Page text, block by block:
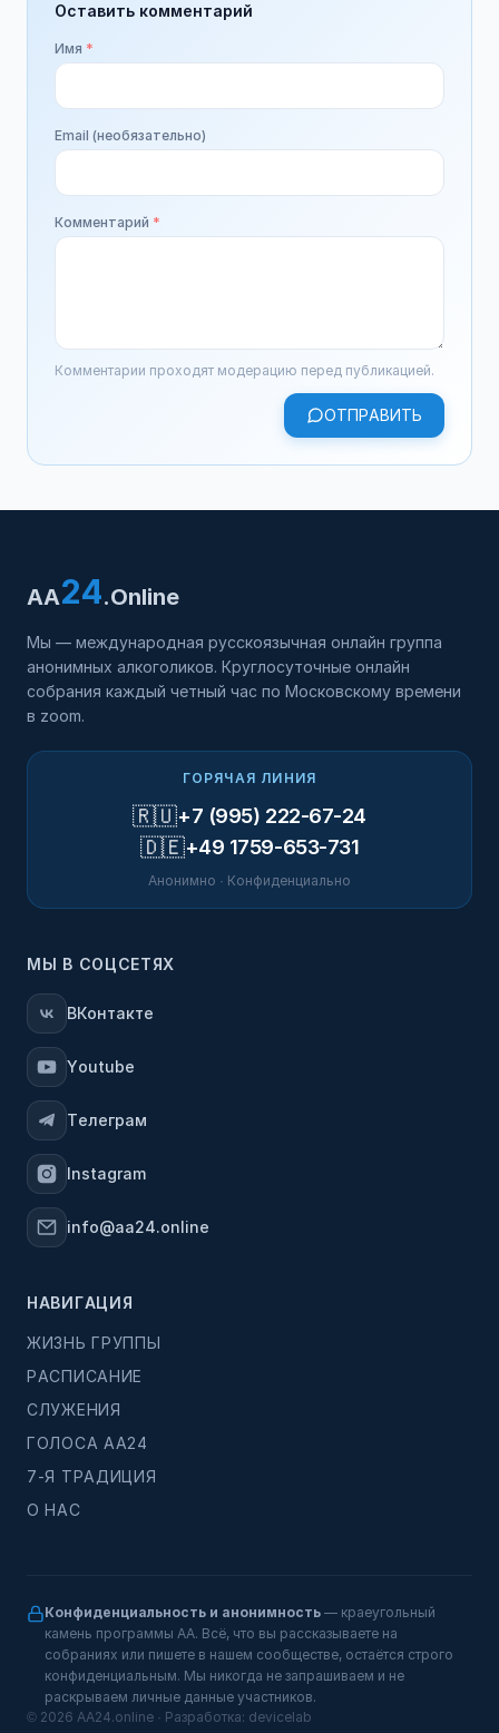
Оставить комментарий
Имя *
Email (необязательно)
Комментарий *
Комментарии проходят модерацию перед публикацией.
ОТПРАВИТЬ
AA24.Online
Мы — международная русскоязычная онлайн группа
анонимных алкоголиков. Круглосуточные онлайн
собрания каждый четный час по Московскому времени
в zoom.
ГОРЯЧАЯ ЛИНИЯ
🇷🇺+7 (995) 222-67-24
🇩🇪+49 1759-653-731
Анонимно · Конфиденциально
МЫ В СОЦСЕТЯХ
ВКонтакте
Youtube
Телеграм
Instagram
info@aa24.online
НАВИГАЦИЯ
ЖИЗНЬ ГРУППЫ
РАСПИСАНИЕ
СЛУЖЕНИЯ
ГОЛОСА АА24
7-Я ТРАДИЦИЯ
О НАС
Конфиденциальность и анонимность — краеугольный
камень программы АА. Всё, что вы рассказываете на
собраниях или пишете в нашем сообществе, остаётся строго
конфиденциальным. Мы никогда не запрашиваем и не
раскрываем личные данные участников.
© 2026 AA24.online · Разработка: devicelab